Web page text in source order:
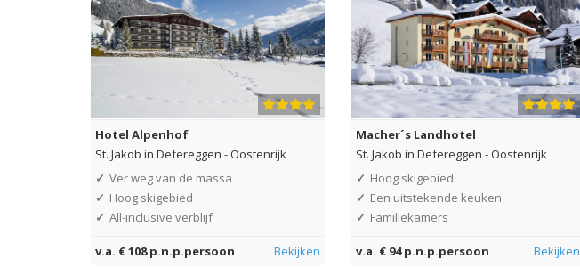
Hotel Alpenhof
St. Jakob in Defereggen -Oostenrijk
✓ Ver weg van de massa
✓ Hoog skigebied
✓ All-inclusive verblijf
v.a. € 108 p.n.p.persoon Bekijken
Macher´s Landhotel
St. Jakob in Defereggen -Oostenrijk
✓ Hoog skigebied
✓ Een uitstekende keuken
✓ Familiekamers
v.a. € 94 p.n.p.persoon Bekijken